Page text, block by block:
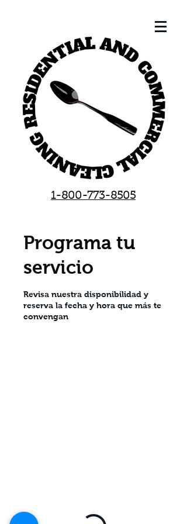
1-800-773-8505
Programa tu
servicio
Revisa nuestra disponibilidad y
reserva la fecha y hora que más te
convengan